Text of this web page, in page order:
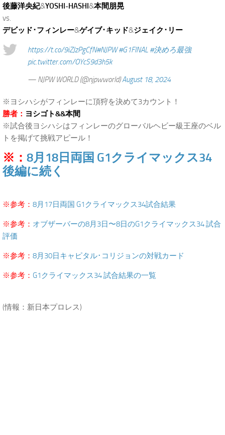
後藤洋央紀&YOSHI-HASHI&本間朋晃
vs.
デビッド･フィンレー&ゲイブ･キッド&ジェイク･リー
https://t.co/9iZJzPgCfN#NJPW #G1FINAL #決めろ最強
pic.twitter.com/OYcS9d3h5k
— NJPW WORLD (@njpwworld)August 18, 2024
※ヨシハシがフィンレーに頂狩を決めて3カウント！
勝者： ヨシゴト&&本間
※試合後ヨシハシはフィンレーのグローバルヘビー級王座のベル
トを掲げて挑戦アピール！
※： 8月18日両国 G1クライマックス34
後編に続く
※参考： 8月17日両国 G1クライマックス34試合結果
※参考： オブザーバーの8月3日〜8日のG1クライマックス34 試合
評価
※参考： 8月30日キャピタル･コリジョンの対戦カード
※参考： G1クライマックス34 試合結果の一覧
(情報：新日本プロレス)